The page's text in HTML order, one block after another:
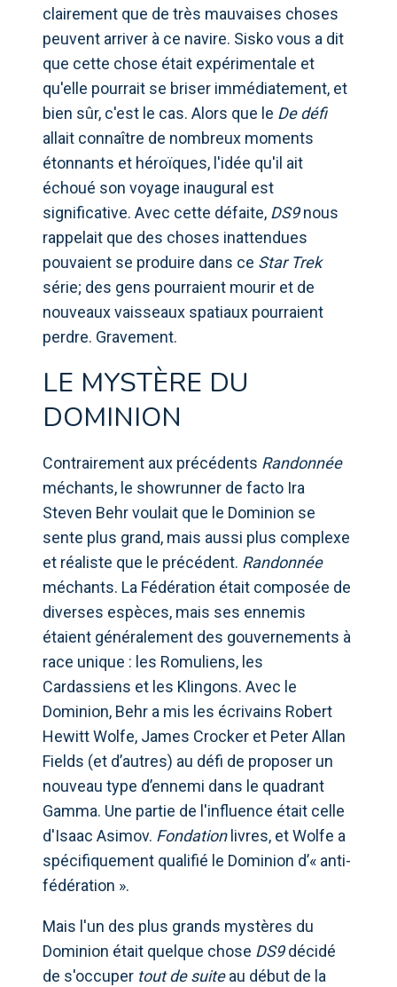
clairement que de très mauvaises choses
peuvent arriver à ce navire. Sisko vous a dit
que cette chose était expérimentale et
qu'elle pourrait se briser immédiatement, et
bien sûr, c'est le cas. Alors que le De défi
allait connaître de nombreux moments
étonnants et héroïques, l'idée qu'il ait
échoué son voyage inaugural est
significative. Avec cette défaite, DS9nous
rappelait que des choses inattendues
pouvaient se produire dans ce Star Trek
série; des gens pourraient mourir et de
nouveaux vaisseaux spatiaux pourraient
perdre. Gravement.
LE MYSTÈRE DU
DOMINION
Contrairement aux précédents Randonnée
méchants, le showrunner de facto Ira
Steven Behr voulait que le Dominion se
sente plus grand, mais aussi plus complexe
et réaliste que le précédent. Randonnée
méchants. La Fédération était composée de
diverses espèces, mais ses ennemis
étaient généralement des gouvernements à
race unique : les Romuliens, les
Cardassiens et les Klingons. Avec le
Dominion, Behr a mis les écrivains Robert
Hewitt Wolfe, James Crocker et Peter Allan
Fields (et d’autres) au défi de proposer un
nouveau type d’ennemi dans le quadrant
Gamma. Une partie de l'influence était celle
d'Isaac Asimov. Fondationlivres, et Wolfe a
spécifiquement qualifié le Dominion d’« anti-
fédération ».
Mais l'un des plus grands mystères du
Dominion était quelque chose DS9décidé
de s'occuper tout de suiteau début de la